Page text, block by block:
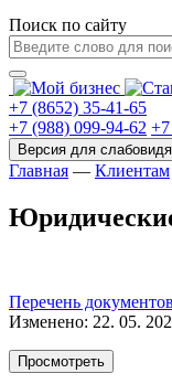
Поиск по сайту
+7 (8652) 35-41-65
+7 (988) 099-94-62 +7
Главная — Клиентам
Перечень
Изменено: 22. 05.
Просмотреть